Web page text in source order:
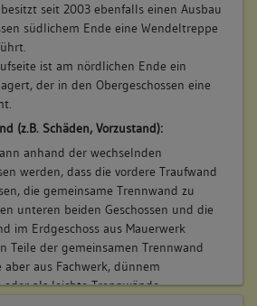
seit 2003 ebenfalls einen Ausbau
südlichem Ende eine Wendeltreppe
besitzt seit 2003 ebenfalls einen Ausbau
südlichem Ende eine Wendeltreppe
ist am nördlichen Ende ein
der in den Obergeschossen eine
(z.B. Schäden, Vorzustand):
anhand der wechselnden
werden, dass die vordere Traufwand
die gemeinsame Trennwand zu
unteren beiden Geschossen und die
im Erdgeschoss aus Mauerwerk
Teile der gemeinsamen Trennwand
aus Fachwerk, dünnem
als leichte Trennwände